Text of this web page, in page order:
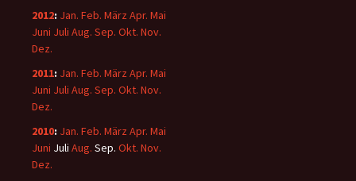
2012: Jan. Feb. März Apr. Mai
Juni Juli Aug. Sep. Okt. Nov.
Dez.
2011: Jan. Feb. März Apr. Mai
Juni Juli Aug. Sep. Okt. Nov.
Dez.
2010: Jan. Feb. März Apr. Mai
Juni Juli Aug. Sep. Okt. Nov.
Dez.